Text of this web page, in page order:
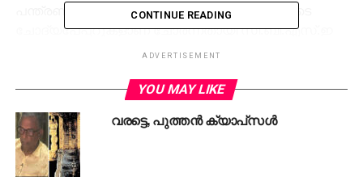
പന്ത്രണ്ടിലെ സാമ്പത്തിക ശാസ്ത്രം പരീക്ഷകളുടെ
ചോദ്യപേപ്പറുകളാണ് ചോര്‍ന്നതായി സി.ബി.എസ്.ഇ
തന്നെ സമ്മതിച്ചിരിക്കുന്നത്. വളരെയധികം കഷ്ടപ്പെട്ട്
പരീക്ഷഎഴുതിക്കുക എന്നത് ചിന്തിക്കുന്നതുപോലും
സ്ഥിതിവിശേഷത്തിന് കാരണക്കാരായവരുടെ പേരില്‍
എന്തു ശിക്ഷാനടപടിയാണ് അധികൃതര്‍ സ്വീകരിക്കാന്‍
പോകുന്നതെന്ന് ഇനിയും വ്യക്തമാക്കിയിട്ടില്ല.
CONTINUE READING
ADVERTISEMENT
YOU MAY LIKE
വരട്ടെ, പുത്തന്‍ ക്യാപ്‌സള്‍